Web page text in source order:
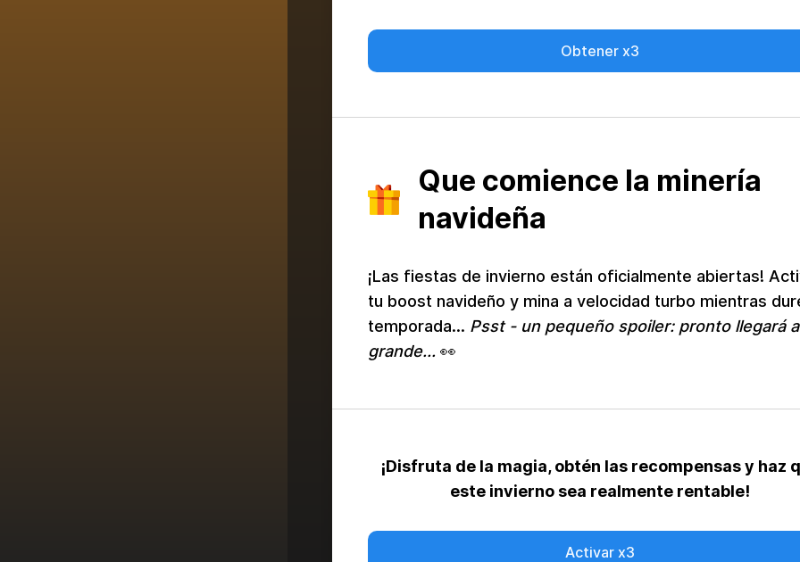
Obtener x3
Que comience la minería
navideña
¡Las fiestas de invierno están oficialmente abiertas!
tu boost navideño y mina a velocidad turbo mientras
temporada... Psst - un pequeño spoiler: pronto llegará
grande... 👀
¡Disfruta de la magia, obtén las recompensas y haz
este invierno sea realmente rentable!
Activar x3